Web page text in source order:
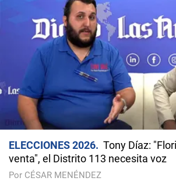
ELECCIONES 2026
Tony Díaz:
venta", el Distrito 113 necesita voz
Por CÉSAR MENÉNDEZ